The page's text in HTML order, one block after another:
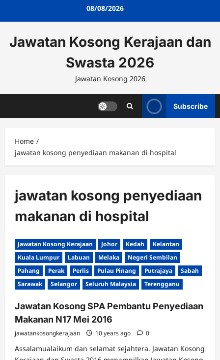
08/08/2026
Jawatan Kosong Kerajaan dan
Swasta 2026
Jawatan Kosong 2026
Subscribe
Home
jawatan kosong penyediaan makanan di hospital
jawatan kosong penyediaan
makanan di hospital
Jawatan Kosong Kerajaan Johor Kedah
Kelantan
Kuala Lumpur
Labuan Melaka
Negeri Sembilan
Pahang
Perak Perlis Pulau Pinang Putrajaya
Sabah
Sarawak
Selangor Seluruh Malaysia Terengganu
Jawatan Kosong SPA Pembantu Penyediaan
Makanan N17 Mei 2016
jawatankosongkerajaan 10 years ago 0
Assalamualaikum dan selamat sejahtera. Jawatan Kosong